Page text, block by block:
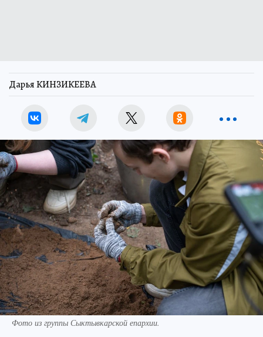
Дарья КИНЗИКЕЕВА
Фото из группы Сыктывкарской епархии.